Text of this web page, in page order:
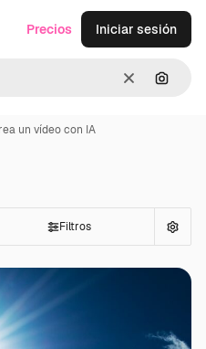
Borrar
Precios Iniciar sesión
un vídeo con IA
Filtros